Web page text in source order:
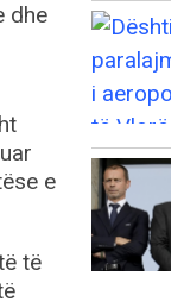
dhe
e
të